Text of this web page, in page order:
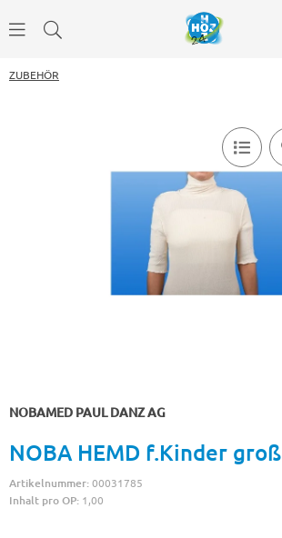
ZUBEHÖR
NOBAMED PAUL DANZ AG
NOBA HEMD f.Kinder groß
Artikelnummer:00031785
Inhalt pro OP: 1,00